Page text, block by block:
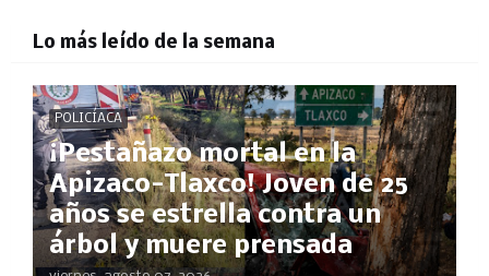
Lo más leído de la semana
POLICÍACA
¡Pestañazo mortal en la
Apizaco-Tlaxco! Joven de 25
años se estrella contra un
árbol y muere prensada